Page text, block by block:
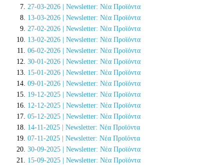
27-03-2026 | Newsletter: Νέα Προϊόντα
13-03-2026 | Newsletter: Νέα Προϊόντα
27-02-2026 | Newsletter: Νέα Προϊόντα
13-02-2026 | Newsletter: Νέα Προϊόντα
06-02-2026 | Newsletter: Νέα Προϊόντα
30-01-2026 | Newsletter: Νέα Προϊόντα
15-01-2026 | Newsletter: Νέα Προϊόντα
09-01-2026 | Newsletter: Νέα Προϊόντα
19-12-2025 | Newsletter: Νέα Προϊόντα
12-12-2025 | Newsletter: Νέα Προϊόντα
05-12-2025 | Newsletter: Νέα Προϊόντα
14-11-2025 | Newsletter: Νέα Προϊόντα
07-11-2025 | Newsletter: Νέα Προϊόντα
30-09-2025 | Newsletter: Νέα Προϊόντα
15-09-2025 | Newsletter: Νέα Προϊόντα